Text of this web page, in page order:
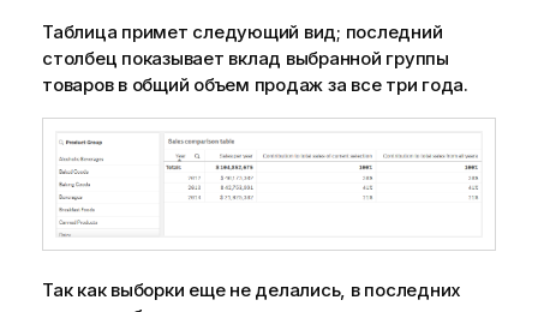
Таблица примет следующий вид; последний
столбец показывает вклад выбранной группы
товаров в общий объем продаж за все три года.
Так как выборки еще не делались, в последних